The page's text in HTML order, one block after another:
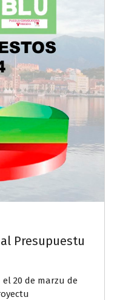
al Presupuestu
20 de marzu de